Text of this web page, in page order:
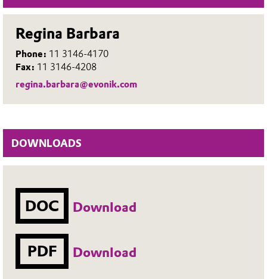
Regina Barbara
Phone: 11 3146-4170
Fax: 11 3146-4208
regina.barbara@evonik.com
DOWNLOADS
DOC Download
PDF Download